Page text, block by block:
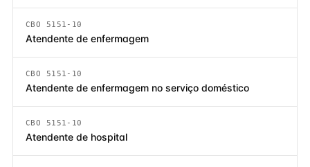
CBO 5151-10
Atendente de enfermagem
CBO 5151-10
Atendente de enfermagem no serviço doméstico
CBO 5151-10
Atendente de hospital